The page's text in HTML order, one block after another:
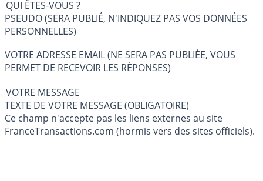
QUI ÊTES-VOUS ?
PSEUDO (SERA PUBLIÉ, N'INDIQUEZ PAS VOS DONNÉES
PERSONNELLES)
VOTRE ADRESSE EMAIL (NE SERA PAS PUBLIÉE, VOUS
PERMET DE RECEVOIR LES RÉPONSES)
VOTRE MESSAGE
TEXTE DE VOTRE MESSAGE (OBLIGATOIRE)
Ce champ n'accepte pas les liens externes au site
FranceTransactions.com (hormis vers des sites officiels).